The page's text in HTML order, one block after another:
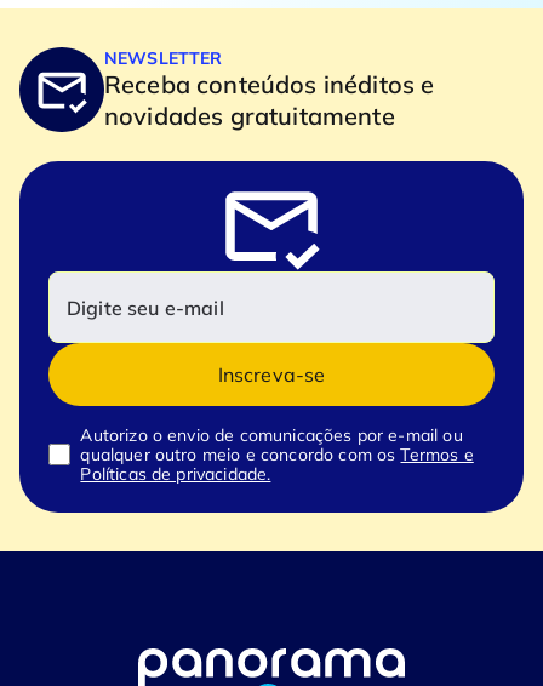
NEWSLETTER
Receba conteúdos inéditos e
novidades gratuitamente
Inscreva-se
Autorizo o envio de comunicações por e-mail ou
qualquer outro meio e concordo com osTermos e
Políticas de privacidade.